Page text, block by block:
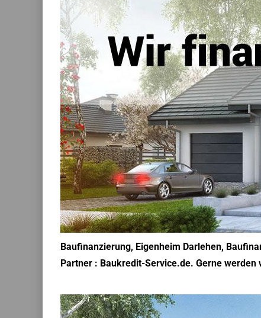
Baufinanzierung, Eigenheim Darlehen,
Partner : Baukredit-Service.de. Gerne